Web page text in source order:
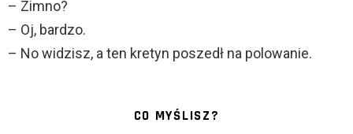
– Zimno?
– Oj, bardzo.
– No widzisz, a ten kretyn poszedł na polowanie.
CO MYŚLISZ?